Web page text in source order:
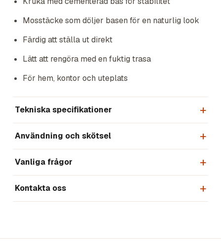
Mosstäcke som döljer basen för en naturlig look
Färdig att ställa ut direkt
Lätt att rengöra med en fuktig trasa
För hem, kontor och uteplats
Tekniska specifikationer
Användning och skötsel
Vanliga frågor
Kontakta oss